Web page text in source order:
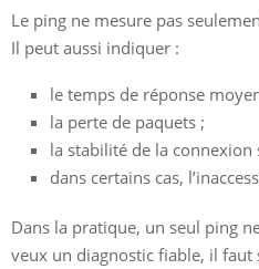
Le ping ne mesure pas
Il peut aussi indiquer :
le temps de réponse
la perte de paquets ;
la stabilité de la
dans certains cas,
Dans la pratique, un seul ping
veux un diagnostic fiable, il